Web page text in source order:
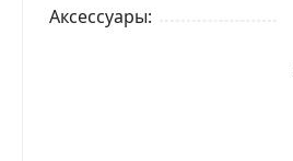
Аксессуары